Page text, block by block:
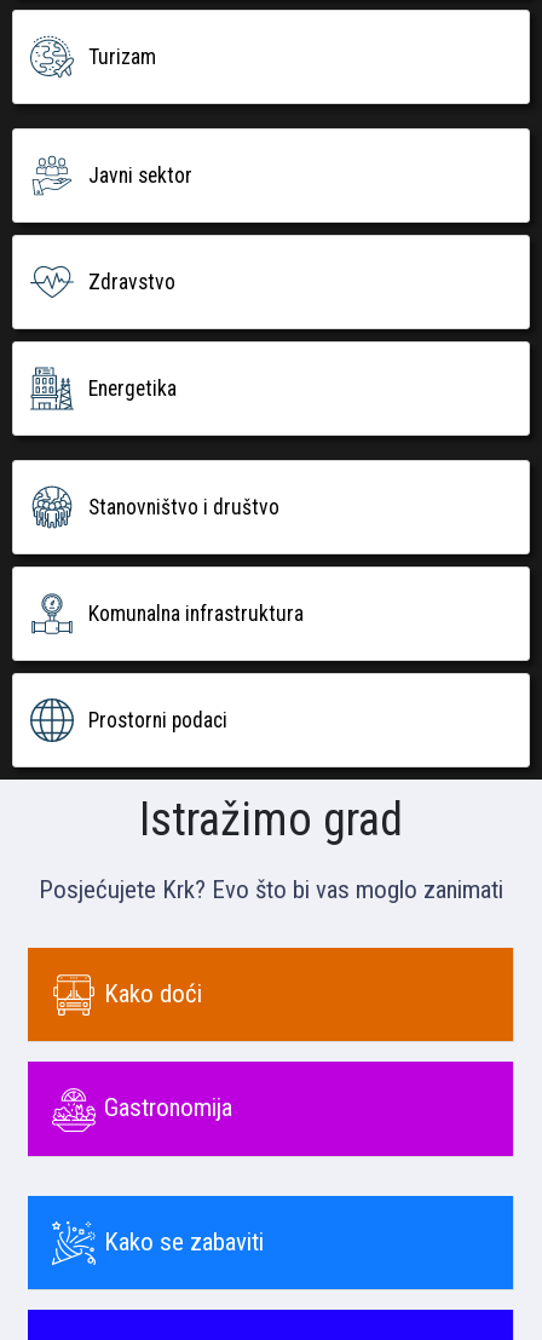
Turizam
Javni sektor
Zdravstvo
Energetika
Stanovništvo i društvo
Komunalna infrastruktura
Prostorni podaci
Istražimo grad
Posjećujete Krk? Evo što bi vas moglo zanimati
Kako doći
Gastronomija
Kako se zabaviti